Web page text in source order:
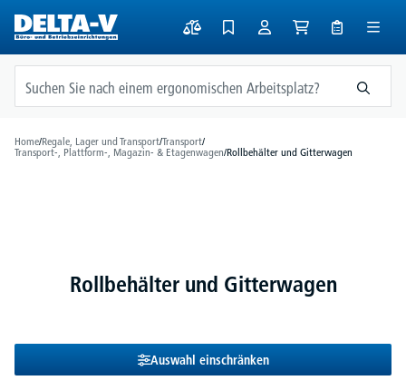
springen
Home/Regale, Lager und Transport/Transport/
Transport-, Plattform-, Magazin- & Etagenwagen/Rollbehälter und Gitterwagen
Rollbehälter und Gitterwagen
Auswahl einschränken